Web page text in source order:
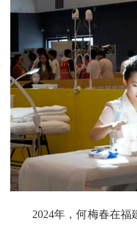
2024年，何梅春在福